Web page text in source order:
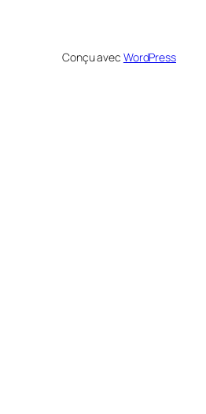
Conçu avec WordPress